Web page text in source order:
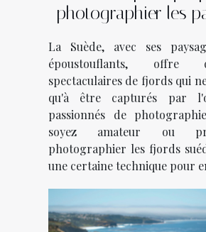
photographier les
La Suède, avec ses
époustouflants, offre
spectaculaires de fjords qui
qu'à être capturés par
passionnés de
soyez amateur ou
photographier les fjords
une certaine technique pour